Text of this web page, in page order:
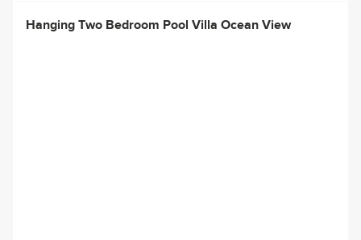
Hanging Two Bedroom Pool Villa Ocean View